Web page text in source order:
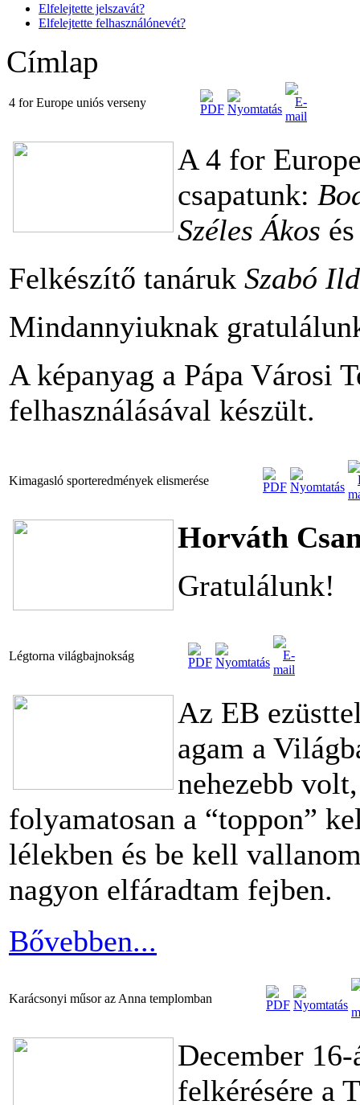
Elfelejtette jelszavát?
Elfelejtette felhasználónevét?
Címlap
4 for Europe uniós verseny
A 4 for
csapatunk:
Széles Ákos
Felkészítő tanáruk Szabó
Mindannyiuknak
A képanyag a Pápa Városi
felhasználásával készült.
Kimagasló sporteredmények elismerése
Horváth
Gratulálunk!
Légtorna világbajnokság
Az EB
agam a
nehezebb
folyamatosan a “toppon”
lélekben és be kell
nagyon elfáradtam fejben.
Bővebben...
Karácsonyi műsor az Anna templomban
December
felkérésére a